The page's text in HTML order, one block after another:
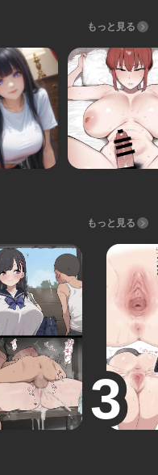
もっと見る
もっと見る